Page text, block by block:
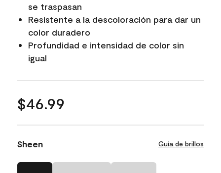
se traspasan
Resistente a la descoloración para dar un
color duradero
Profundidad e intensidad de color sin
igual
$46.99
Sheen Guía de brillos